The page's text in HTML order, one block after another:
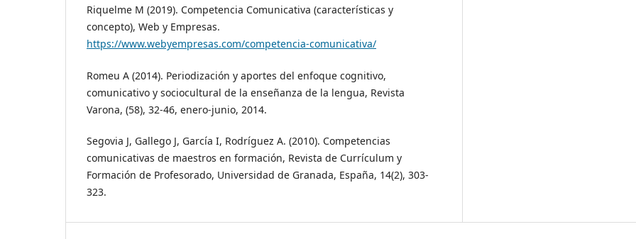
Riquelme M (2019). Competencia Comunicativa (características y
concepto), Web y Empresas.
https://www.webyempresas.com/competencia-comunicativa/
Romeu A (2014). Periodización y aportes del enfoque cognitivo,
comunicativo y sociocultural de la enseñanza de la lengua, Revista
Varona, (58), 32-46, enero-junio, 2014.
Segovia J, Gallego J, García I, Rodríguez A. (2010). Competencias
comunicativas de maestros en formación, Revista de Currículum y
Formación de Profesorado, Universidad de Granada, España, 14(2), 303-
323.